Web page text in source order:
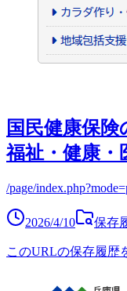
国民健康保
福祉・健康・
/page/
2026/4/10 保存
このURLの保存履歴